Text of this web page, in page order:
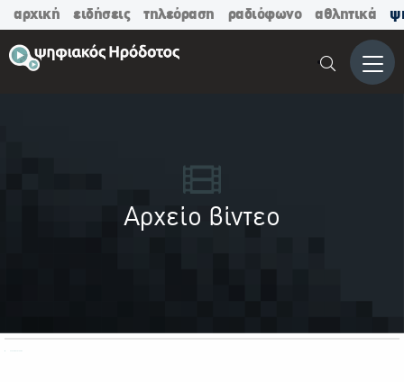
αρχική ειδήσεις τηλεόραση ραδιόφωνο αθλητικά
Μενού
Αρχείο βίντεο